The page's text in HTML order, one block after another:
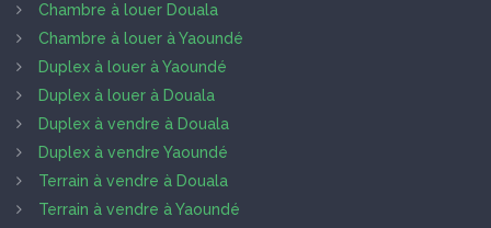
Chambre à louer Douala
Chambre à louer à Yaoundé
Duplex à louer à Yaoundé
Duplex à louer à Douala
Duplex à vendre à Douala
Duplex à vendre Yaoundé
Terrain à vendre à Douala
Terrain à vendre à Yaoundé